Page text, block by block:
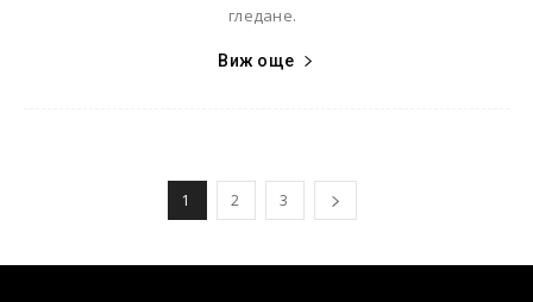
гледане.
Виж още
1 2 3